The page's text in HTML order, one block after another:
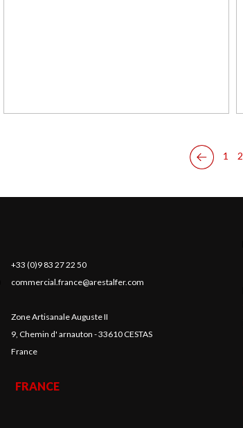
1 2
+33 (0)9 83 27 22 50
commercial.france@arestalfer.com
Zone Artisanale Auguste II
9, Chemin d' arnauton - 33610 CESTAS
France
FRANCE